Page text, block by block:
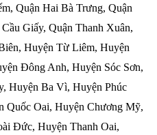
Quận Hai Bà Trưng, Quận
Giấy, Quận Thanh Xuân,
Huyện Từ Liêm, Huyện
Đông Anh, Huyện Sóc Sơn,
Huyện Ba Vì, Huyện Phúc
Quốc Oai, Huyện Chương Mỹ,
Đức, Huyện Thanh Oai,